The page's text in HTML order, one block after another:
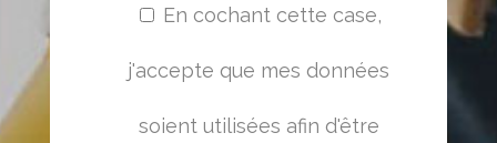
En cochant cette case,
j'accepte que mes données
soient utilisées afin d'être